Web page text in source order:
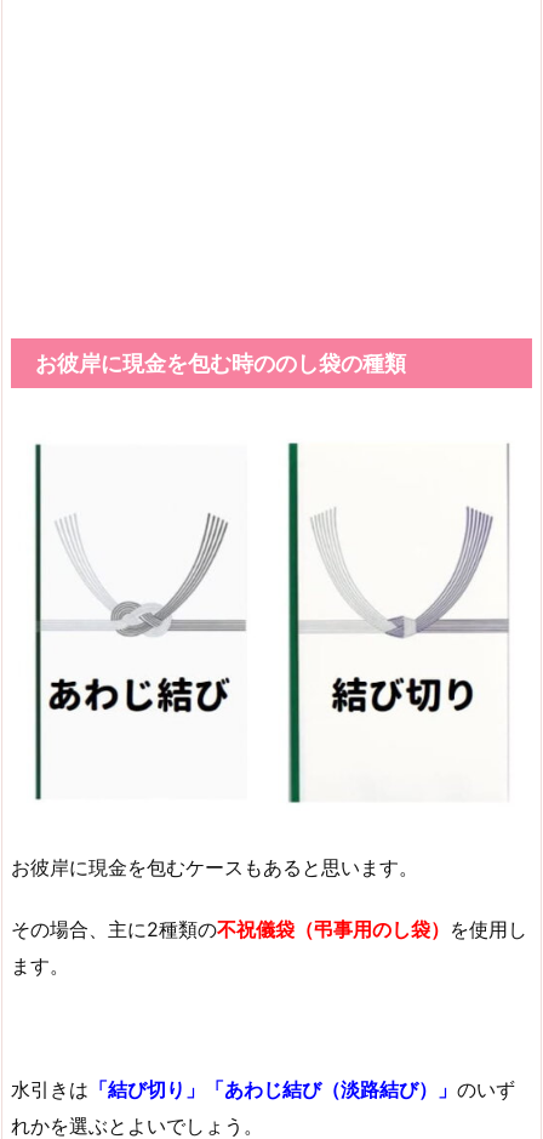
お彼岸に現金を包む時ののし袋の種類
お彼岸に現金を包むケースもあると思います。
その場合、主に2種類の不祝儀袋（弔事用のし袋） を使用し
ます。
水引きは 「結び切り」「あわじ結び（淡路結び）」 のいず
れかを選ぶとよいでしょう。